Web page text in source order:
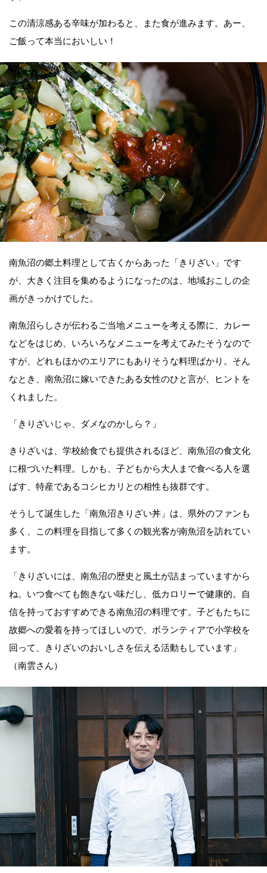
この清涼感ある辛味が加わると、また食が進みます。あー、
ご飯って本当においしい！
南魚沼の郷土料理として古くからあった「きりざい」です
が、大きく注目を集めるようになったのは、地域おこしの企
画がきっかけでした。
南魚沼らしさが伝わるご当地メニューを考える際に、カレー
などをはじめ、いろいろなメニューを考えてみたそうなので
すが、どれもほかのエリアにもありそうな料理ばかり。そん
なとき、南魚沼に嫁いできたある女性のひと言が、ヒントを
くれました。
「きりざいじゃ、ダメなのかしら？」
きりざいは、学校給食でも提供されるほど、南魚沼の食文化
に根づいた料理。しかも、子どもから大人まで食べる人を選
ばす、特産であるコシヒカリとの相性も抜群です。
そうして誕生した「南魚沼きりざい丼」は、県外のファンも
多く、この料理を目指して多くの観光客が南魚沼を訪れてい
ます。
「きりざいには、南魚沼の歴史と風土が詰まっていますから
ね。いつ食べても飽きない味だし、低カロリーで健康的。自
信を持っておすすめできる南魚沼の料理です。子どもたちに
故郷への愛着を持ってほしいので、ボランティアで小学校を
回って、きりざいのおいしさを伝える活動もしています」
（南雲さん）